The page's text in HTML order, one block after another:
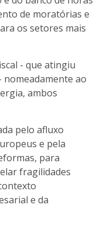
de moratórias e
os setores mais
- que atingiu
nomeadamente ao
ambos
pelo afluxo
e pela
para
fragilidades
e da